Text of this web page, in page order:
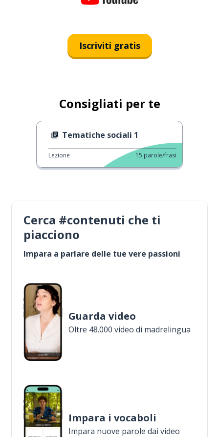
Iscriviti gratis
Consigliati per te
Tematiche sociali 1
Lezione 15 parole/frasi
Cerca #contenuti che ti
piacciono
Impara a parlare delle tue vere passioni
Guarda video
Oltre 48.000 video di madrelingua
Impara i vocaboli
Impara nuove parole dai video